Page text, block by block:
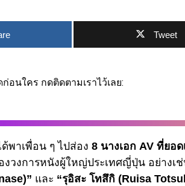
Tweet
นใคร กดติดตามเราไว้เลย:
พาเพื่อน ๆ ไปส่อง 8 นางเอก AV ที่ยอ
งวงการหนังผู้ใหญ่ประเทศญี่ปุ่น อย่างเ
และ “รุอิสะ โทสึกิ (Ruisa